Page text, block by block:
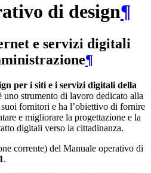
di design¶
e servizi digitali
¶
per i siti e i servizi digitali della
uno strumento di lavoro dedicato alla
fornitori e ha l’obiettivo di fornire
e migliorare la progettazione e la
digitali verso la cittadinanza.
corrente) del Manuale operativo di
.